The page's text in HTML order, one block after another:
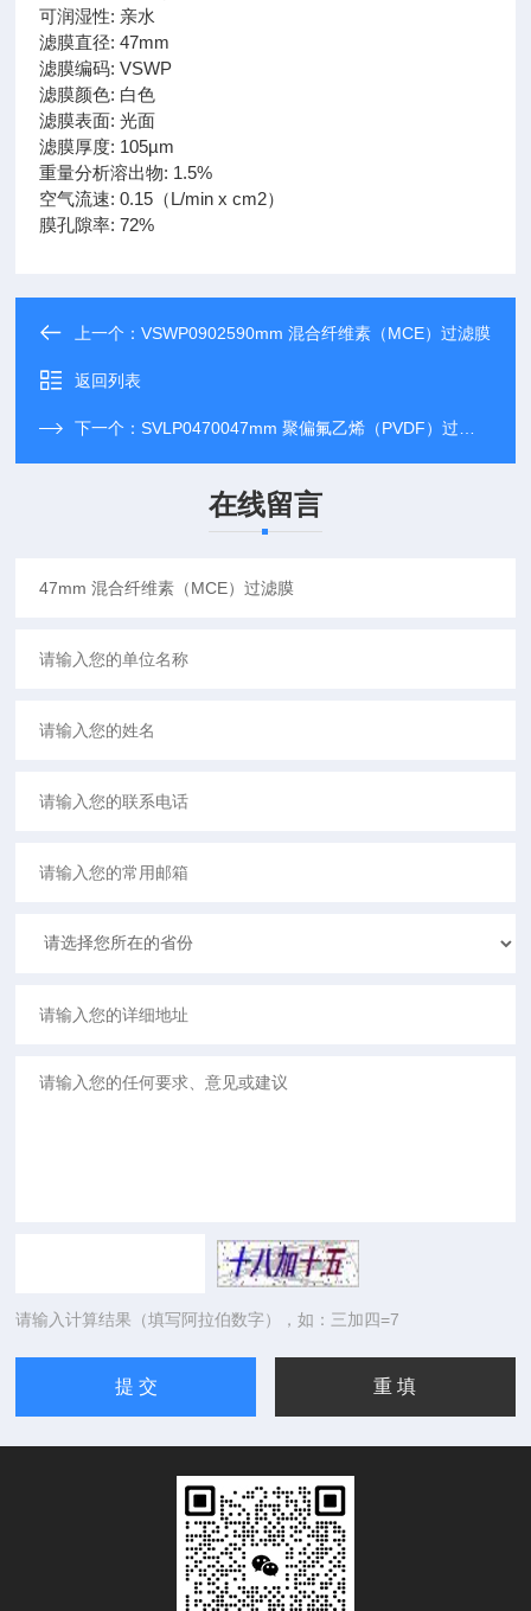
可润湿性: 亲水
滤膜直径: 47mm
滤膜编码: VSWP
滤膜颜色: 白色
滤膜表面: 光面
滤膜厚度: 105µm
重量分析溶出物: 1.5%
空气流速: 0.15（L/min x cm2）
膜孔隙率: 72%
上一个：VSWP0902590mm 混合纤维素（MCE）过滤膜
返回列表
下一个：SVLP0470047mm 聚偏氟乙烯（PVDF）过滤膜
在线留言
请输入计算结果（填写阿拉伯数字），如：三加四=7